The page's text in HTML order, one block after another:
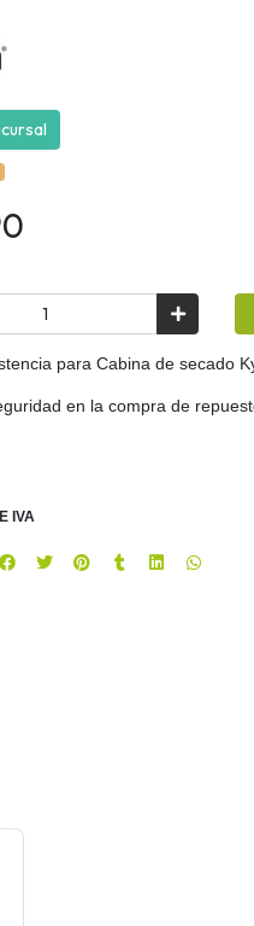
para Cabina de secado
en la compra de
IVA